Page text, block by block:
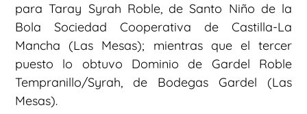
para Taray Syrah Roble, de Santo Niño de la
Bola Sociedad Cooperativa de Castilla-La
Mancha (Las Mesas); mientras que el tercer
puesto lo obtuvo Dominio de Gardel Roble
Tempranillo/Syrah, de Bodegas Gardel (Las
Mesas).